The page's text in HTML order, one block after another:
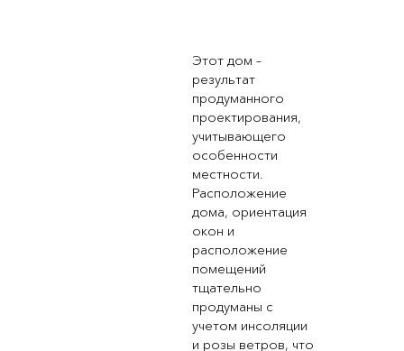
Этот дом –
результат
продуманного
проектирования,
учитывающего
особенности
местности.
Расположение
дома, ориентация
окон и
расположение
помещений
тщательно
продуманы с
учетом инсоляции
и розы ветров, что